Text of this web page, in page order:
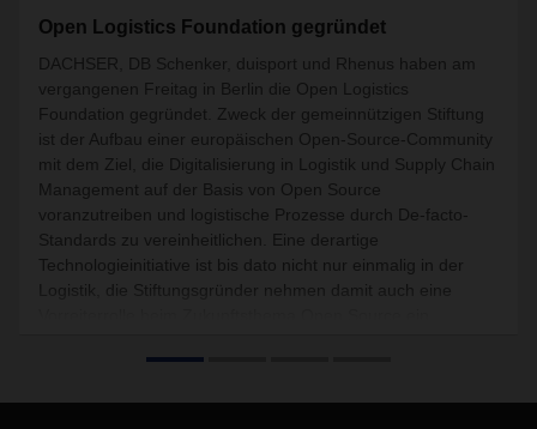
Open Logistics Foundation gegründet
DACHSER, DB Schenker, duisport und Rhenus haben am
vergangenen Freitag in Berlin die Open Logistics
Foundation gegründet. Zweck der gemeinnützigen Stiftung
ist der Aufbau einer europäischen Open-Source-Community
mit dem Ziel, die Digitalisierung in Logistik und Supply Chain
Management auf der Basis von Open Source
voranzutreiben und logistische Prozesse durch De-facto-
Standards zu vereinheitlichen. Eine derartige
Technologieinitiative ist bis dato nicht nur einmalig in der
Logistik, die Stiftungsgründer nehmen damit auch eine